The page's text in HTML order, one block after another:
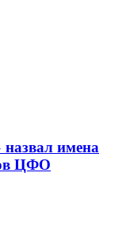
назвал имена
ЦФО